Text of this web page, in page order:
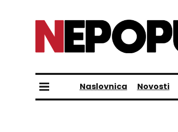
Naslovnica Novosti